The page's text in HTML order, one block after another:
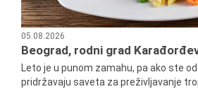
05.08.2026
Beograd, rodni grad
Leto je u punom zamahu, pa ako ste
pridržavaju saveta za preživljavanje